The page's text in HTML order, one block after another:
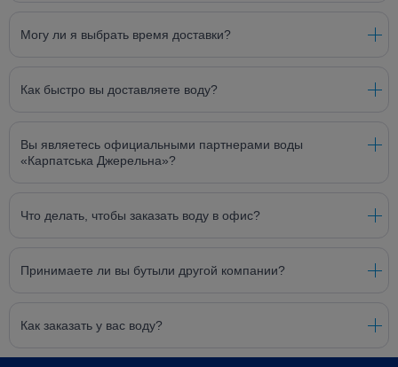
Могу ли я выбрать время доставки?
Как быстро вы доставляете воду?
Вы являетесь официальными партнерами воды
«Карпатська Джерельна»?
Что делать, чтобы заказать воду в офис?
Принимаете ли вы бутыли другой компании?
Как заказать у вас воду?